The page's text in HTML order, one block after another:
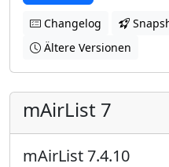
Changelog
Ältere Versionen
mAirList 7
mAirList 7.4.10